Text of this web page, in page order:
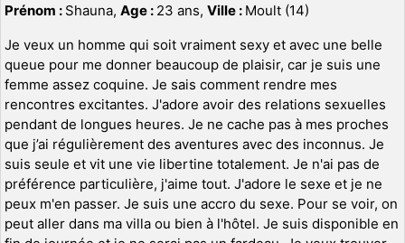
Prénom : Shauna, Age : 23 ans, Ville : Moult (14)
Je veux un homme qui soit vraiment sexy et avec une belle
queue pour me donner beaucoup de plaisir, car je suis une
femme assez coquine. Je sais comment rendre mes
rencontres excitantes. J'adore avoir des relations sexuelles
pendant de longues heures. Je ne cache pas à mes proches
que j’ai régulièrement des aventures avec des inconnus. Je
suis seule et vit une vie libertine totalement. Je n'ai pas de
préférence particulière, j'aime tout. J'adore le sexe et je ne
peux m'en passer. Je suis une accro du sexe. Pour se voir, on
peut aller dans ma villa ou bien à l'hôtel. Je suis disponible en